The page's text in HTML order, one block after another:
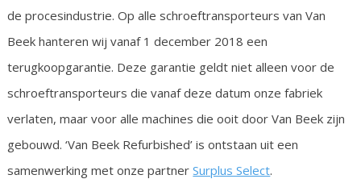
de procesindustrie. Op alle schroeftransporteurs van Van
Beek hanteren wij vanaf 1 december 2018 een
terugkoopgarantie. Deze garantie geldt niet alleen voor de
schroeftransporteurs die vanaf deze datum onze fabriek
verlaten, maar voor alle machines die ooit door Van Beek zijn
gebouwd. ‘Van Beek Refurbished’ is ontstaan uit een
samenwerking met onze partnerSurplus Select.